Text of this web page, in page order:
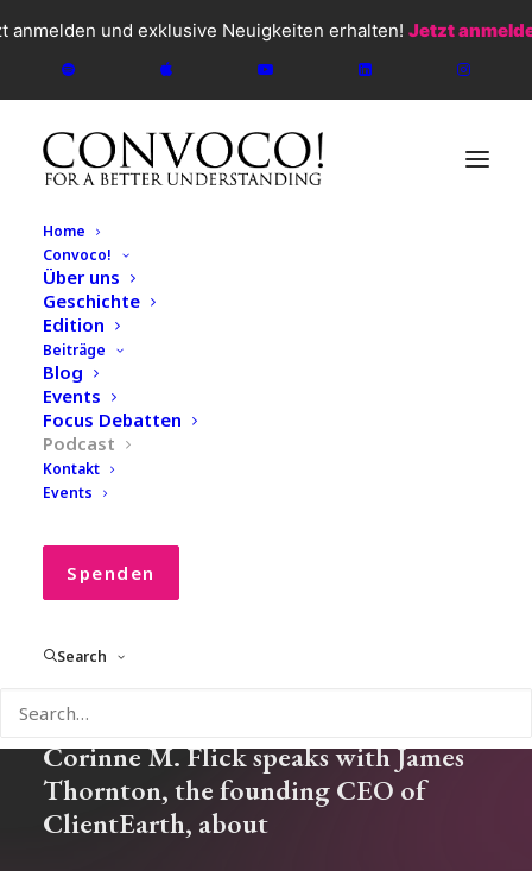
anmelden und exklusive Neuigkeiten erhalten! Jetzt
Home
Convoco!
Über uns
Geschichte
Edition
Beiträge
Blog
Events
Focus Debatten
Podcast
Kontakt
Events
Spenden
Search
CONVOCO!
Podcast
#147 James Thornton -
China's Surprising Green
Transformation
In our new CONVOCO! Podcast
Corinne M. Flick speaks with James
Thornton, the founding CEO of
ClientEarth, about